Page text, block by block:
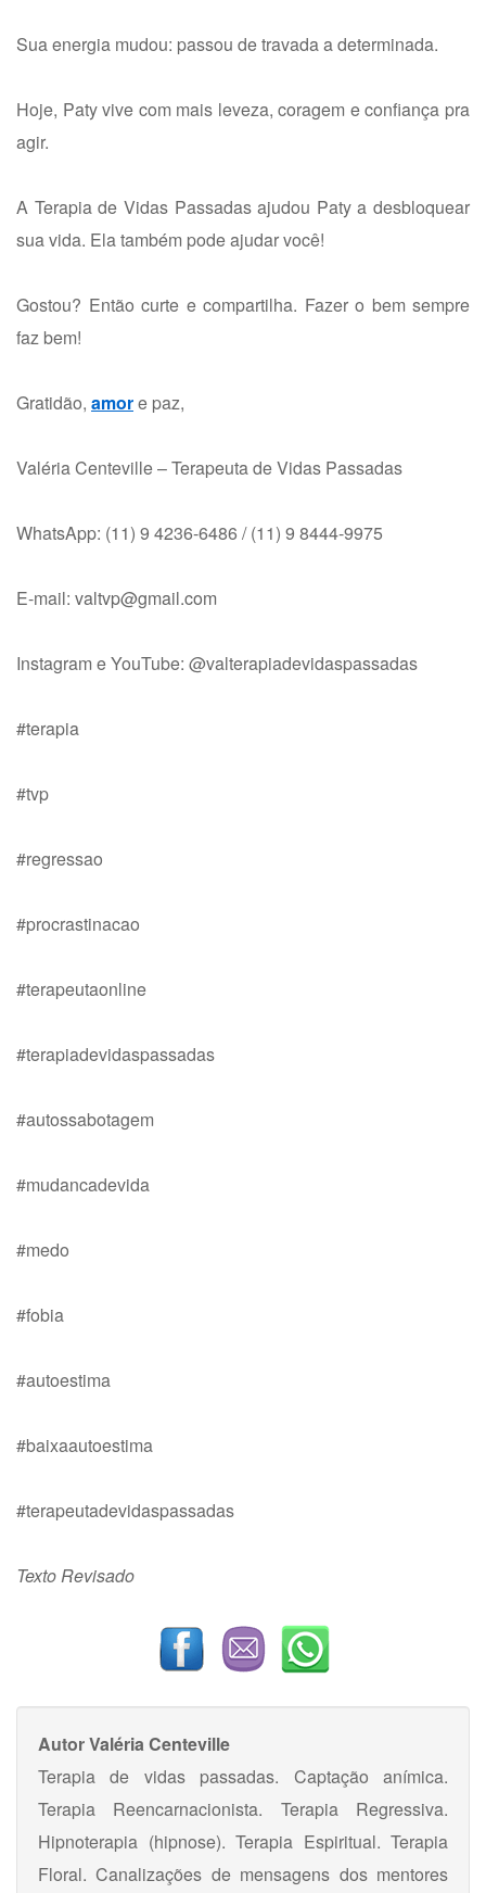
Sua energia mudou: passou de travada a determinada.
Hoje, Paty vive com mais leveza, coragem e confiança pra
agir.
A Terapia de Vidas Passadas ajudou Paty a desbloquear
sua vida. Ela também pode ajudar você!
Gostou? Então curte e compartilha. Fazer o bem sempre
faz bem!
Gratidão, amore paz,
Valéria Centeville – Terapeuta de Vidas Passadas
WhatsApp: (11) 9 4236-6486 / (11) 9 8444-9975
E-mail: valtvp@gmail.com
Instagram e YouTube: @valterapiadevidaspassadas
#terapia
#tvp
#regressao
#procrastinacao
#terapeutaonline
#terapiadevidaspassadas
#autossabotagem
#mudancadevida
#medo
#fobia
#autoestima
#baixaautoestima
#terapeutadevidaspassadas
Texto Revisado
AutorValéria Centeville
Terapia de vidas passadas. Captação anímica.
Terapia Reencarnacionista. Terapia Regressiva.
Hipnoterapia (hipnose). Terapia Espiritual. Terapia
Floral. Canalizações de mensagens dos mentores